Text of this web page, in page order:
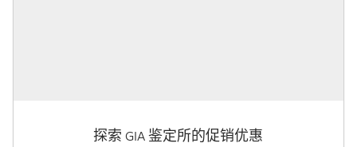
探索 GIA 鉴定所的促销优惠